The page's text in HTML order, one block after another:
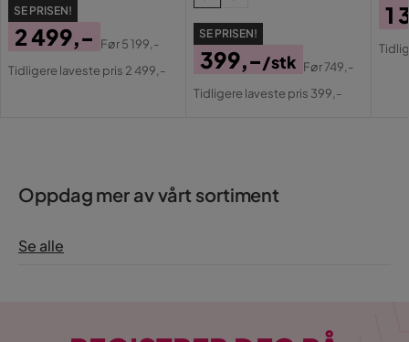
SE PRISEN!
Pris
2 499,-
Original
Før5 199,-
Tidligere laveste pris 2 499,-
SE PRISEN!
Pris
399,-/stk
Original
Før749,-
Tidligere laveste pris 399,-
1
Oppdag mer av vårt sortiment
Se alle